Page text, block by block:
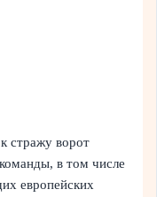
стражу ворот
в том числе
европейских